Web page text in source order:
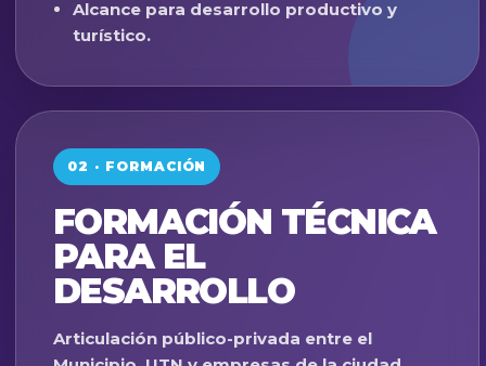
Alcance para desarrollo productivo y
turístico.
02 · FORMACIÓN
FORMACIÓN TÉCNICA
PARA EL
DESARROLLO
Articulación público-privada entre el